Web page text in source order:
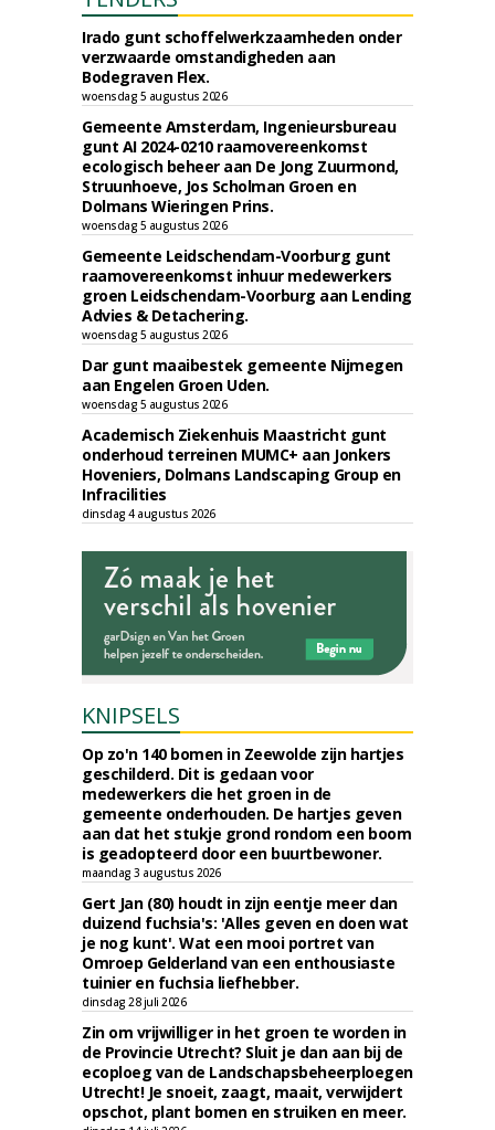
Irado gunt schoffelwerkzaamheden onder
verzwaarde omstandigheden aan
Bodegraven Flex.
woensdag 5 augustus 2026
Gemeente Amsterdam, Ingenieursbureau
gunt AI 2024-0210 raamovereenkomst
ecologisch beheer aan De Jong Zuurmond,
Struunhoeve, Jos Scholman Groen en
Dolmans Wieringen Prins.
woensdag 5 augustus 2026
Gemeente Leidschendam-Voorburg gunt
raamovereenkomst inhuur medewerkers
groen Leidschendam-Voorburg aan Lending
Advies & Detachering.
woensdag 5 augustus 2026
Dar gunt maaibestek gemeente Nijmegen
aan Engelen Groen Uden.
woensdag 5 augustus 2026
Academisch Ziekenhuis Maastricht gunt
onderhoud terreinen MUMC+ aan Jonkers
Hoveniers, Dolmans Landscaping Group en
Infracilities
dinsdag 4 augustus 2026
KNIPSELS
Op zo'n 140 bomen in Zeewolde zijn hartjes
geschilderd. Dit is gedaan voor
medewerkers die het groen in de
gemeente onderhouden. De hartjes geven
aan dat het stukje grond rondom een boom
is geadopteerd door een buurtbewoner.
maandag 3 augustus 2026
Gert Jan (80) houdt in zijn eentje meer dan
duizend fuchsia's: 'Alles geven en doen wat
je nog kunt'. Wat een mooi portret van
Omroep Gelderland van een enthousiaste
tuinier en fuchsia liefhebber.
dinsdag 28 juli 2026
Zin om vrijwilliger in het groen te worden in
de Provincie Utrecht? Sluit je dan aan bij de
ecoploeg van de Landschapsbeheerploegen
Utrecht! Je snoeit, zaagt, maait, verwijdert
opschot, plant bomen en struiken en meer.